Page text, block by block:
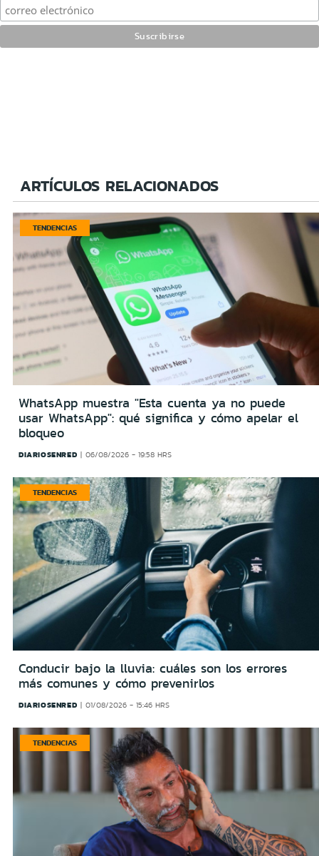
ARTÍCULOS RELACIONADOS
TENDENCIAS
WhatsApp muestra "Esta cuenta ya no puede
usar WhatsApp": qué significa y cómo apelar el
bloqueo
DIARIOSENRED 06/08/2026 - 19:58 HRS
TENDENCIAS
Conducir bajo la lluvia: cuáles son los errores
más comunes y cómo prevenirlos
DIARIOSENRED 01/08/2026 - 15:46 HRS
TENDENCIAS